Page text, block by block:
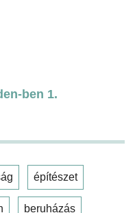
ben 1.
építészet
beruházás